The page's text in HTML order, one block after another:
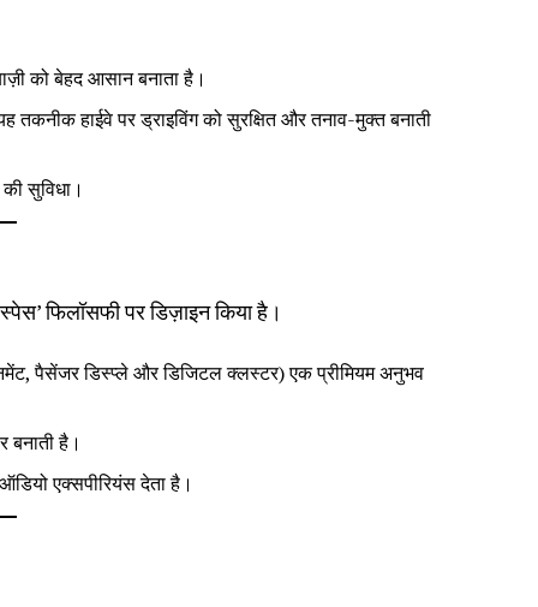
को बेहद आसान बनाता है।
तकनीक हाईवे पर ड्राइविंग को सुरक्षित और तनाव-मुक्त बनाती
सुविधा।
फिलॉसफी पर डिज़ाइन किया है।
पैसेंजर डिस्प्ले और डिजिटल क्लस्टर) एक प्रीमियम अनुभव
बनाती है।
एक्सपीरियंस देता है।